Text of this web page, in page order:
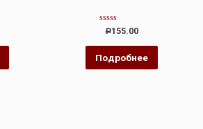
Оценка
из
Р155.00
Подробнее